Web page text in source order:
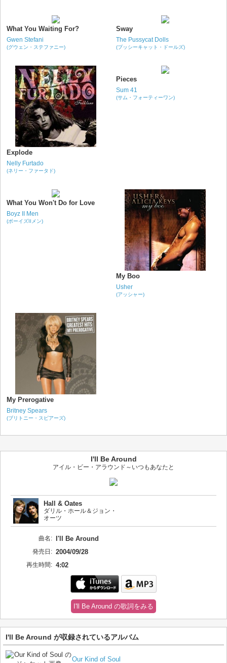
What You Waiting For?
Gwen Stefani
(グウェン・ステファニー)
Sway
The Pussycat Dolls
(プッシーキャット・ドールズ)
Explode
Nelly Furtado
(ネリー・ファータド)
Pieces
Sum 41
(サム・フォーティーワン)
What You Won't Do for Love
Boyz II Men
(ボーイズIIメン)
My Boo
Usher
(アッシャー)
My Prerogative
Britney Spears
(ブリトニー・スピアーズ)
I'll Be Around
アイル・ビー・アラウンド～いつもあなたと
Hall & Oates
ダリル・ホール＆ジョン・
オーツ
曲名: I'll Be Around
発売日: 2004/09/28
再生時間: 4:02
I'll Be Around の歌詞をみる
I'll Be Around が収録されているアルバム
Our Kind of Soul